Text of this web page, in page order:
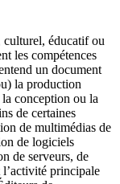
culturel, éducatif ou
les compétences
un document
la production
conception ou la
de certaines
de multimédias de
de logiciels
de serveurs, de
l’activité principale